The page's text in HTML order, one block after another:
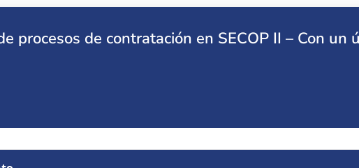
procesos de contratación en SECOP II – Con un